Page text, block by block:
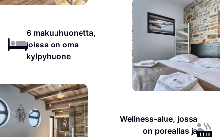
6 makuuhuonetta,
joissa on oma
kylpyhuone
Wellness-alue, jossa
on poreallas ja